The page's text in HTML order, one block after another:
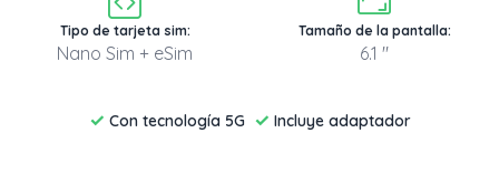
Tipo de tarjeta sim:
Nano Sim + eSim
Tamaño de la pantalla:
6.1 "
✓ Con tecnología 5G ✓ Incluye adaptador